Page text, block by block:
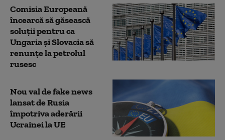
Comisia Europeană
încearcă să găsească
soluții pentru ca
Ungaria și Slovacia să
renunțe la petrolul
rusesc
Nou val de fake news
lansat de Rusia
împotriva aderării
Ucrainei la UE